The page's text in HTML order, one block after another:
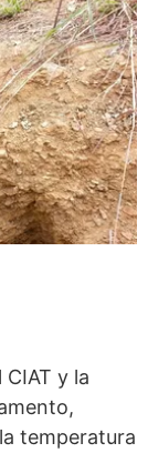
y la
temperatura